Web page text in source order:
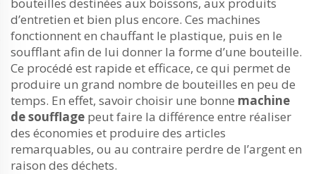
d’entretien et bien plus encore. Ces machines
fonctionnent en chauffant le plastique, puis en le
soufflant afin de lui donner la forme d’une bouteille.
Ce procédé est rapide et efficace, ce qui permet de
produire un grand nombre de bouteilles en peu de
temps. En effet, savoir choisir une bonne machine
de soufflage peut faire la différence entre réaliser
des économies et produire des articles
remarquables, ou au contraire perdre de l’argent en
raison des déchets.